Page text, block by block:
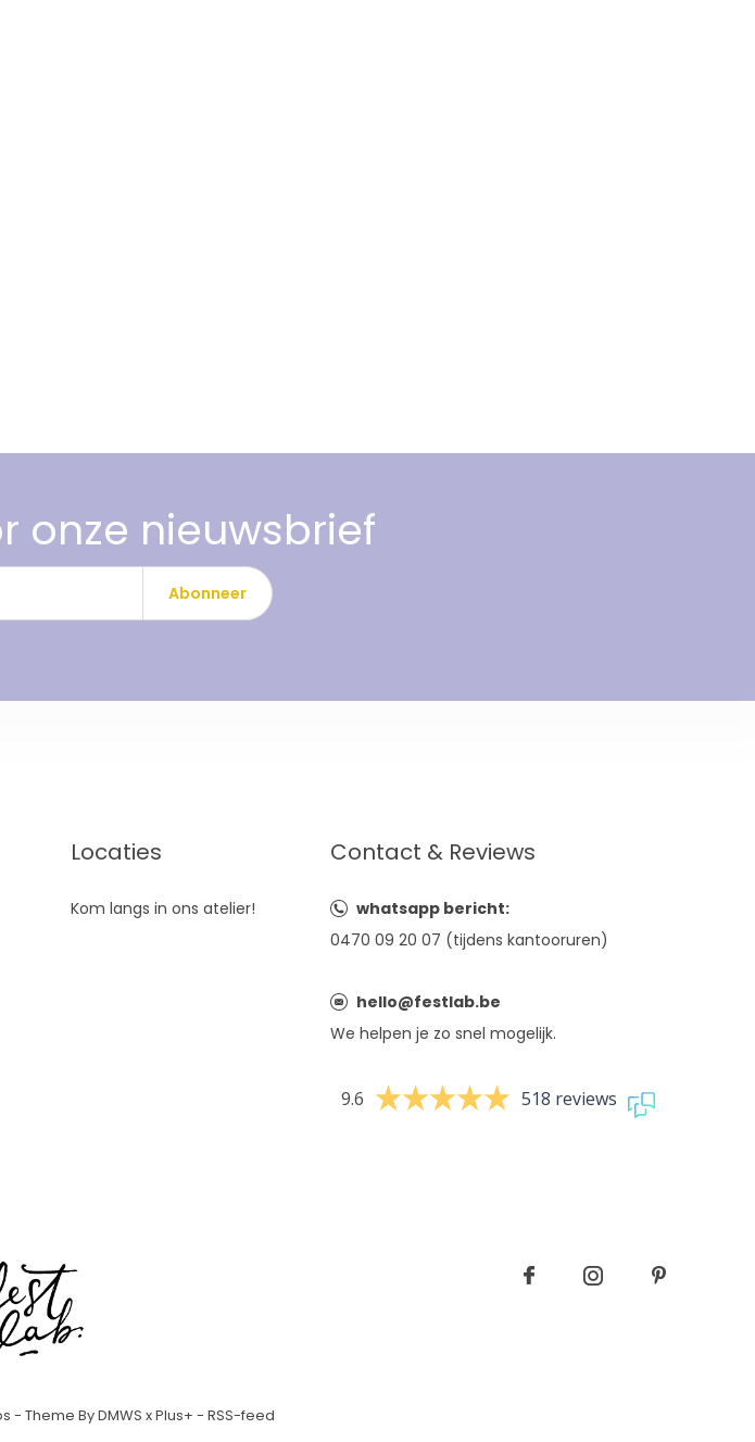
onze nieuwsbrief
Abonneer
Locaties
Kom langs in ons atelier!
Contact & Reviews
whatsapp bericht:
0470 09 20 07 (tijdens kantooruren)
hello@festlab.be
We helpen je zo snel mogelijk.
9.6 518 reviews
- Theme ByDMWS xPlus+ - RSS-feed